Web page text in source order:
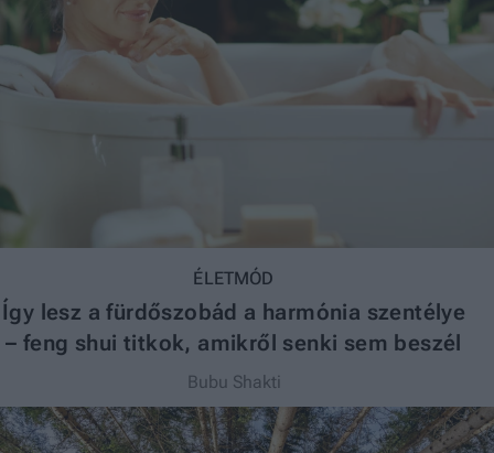
ÉLETMÓD
Így lesz a fürdőszobád a harmónia szentélye
– feng shui titkok, amikről senki sem beszél
Bubu Shakti